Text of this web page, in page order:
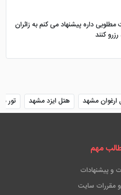
داره پیشنهاد می کنم به زائران
کنند
ارغوان مشهد هتل ایزد مشهد تور
مهم
و پیشنهادات
و مقررات سایت